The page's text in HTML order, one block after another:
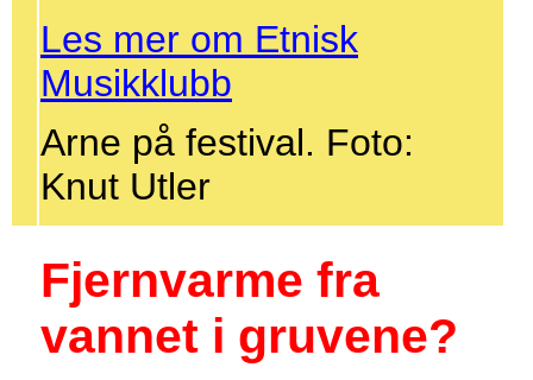
Les mer om Etnisk
Musikklubb
Arne på festival. Foto:
Knut Utler
Fjernvarme fra
vannet i gruvene?